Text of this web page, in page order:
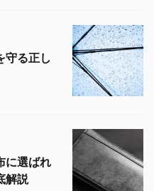
守る正し
に選ばれ
解説